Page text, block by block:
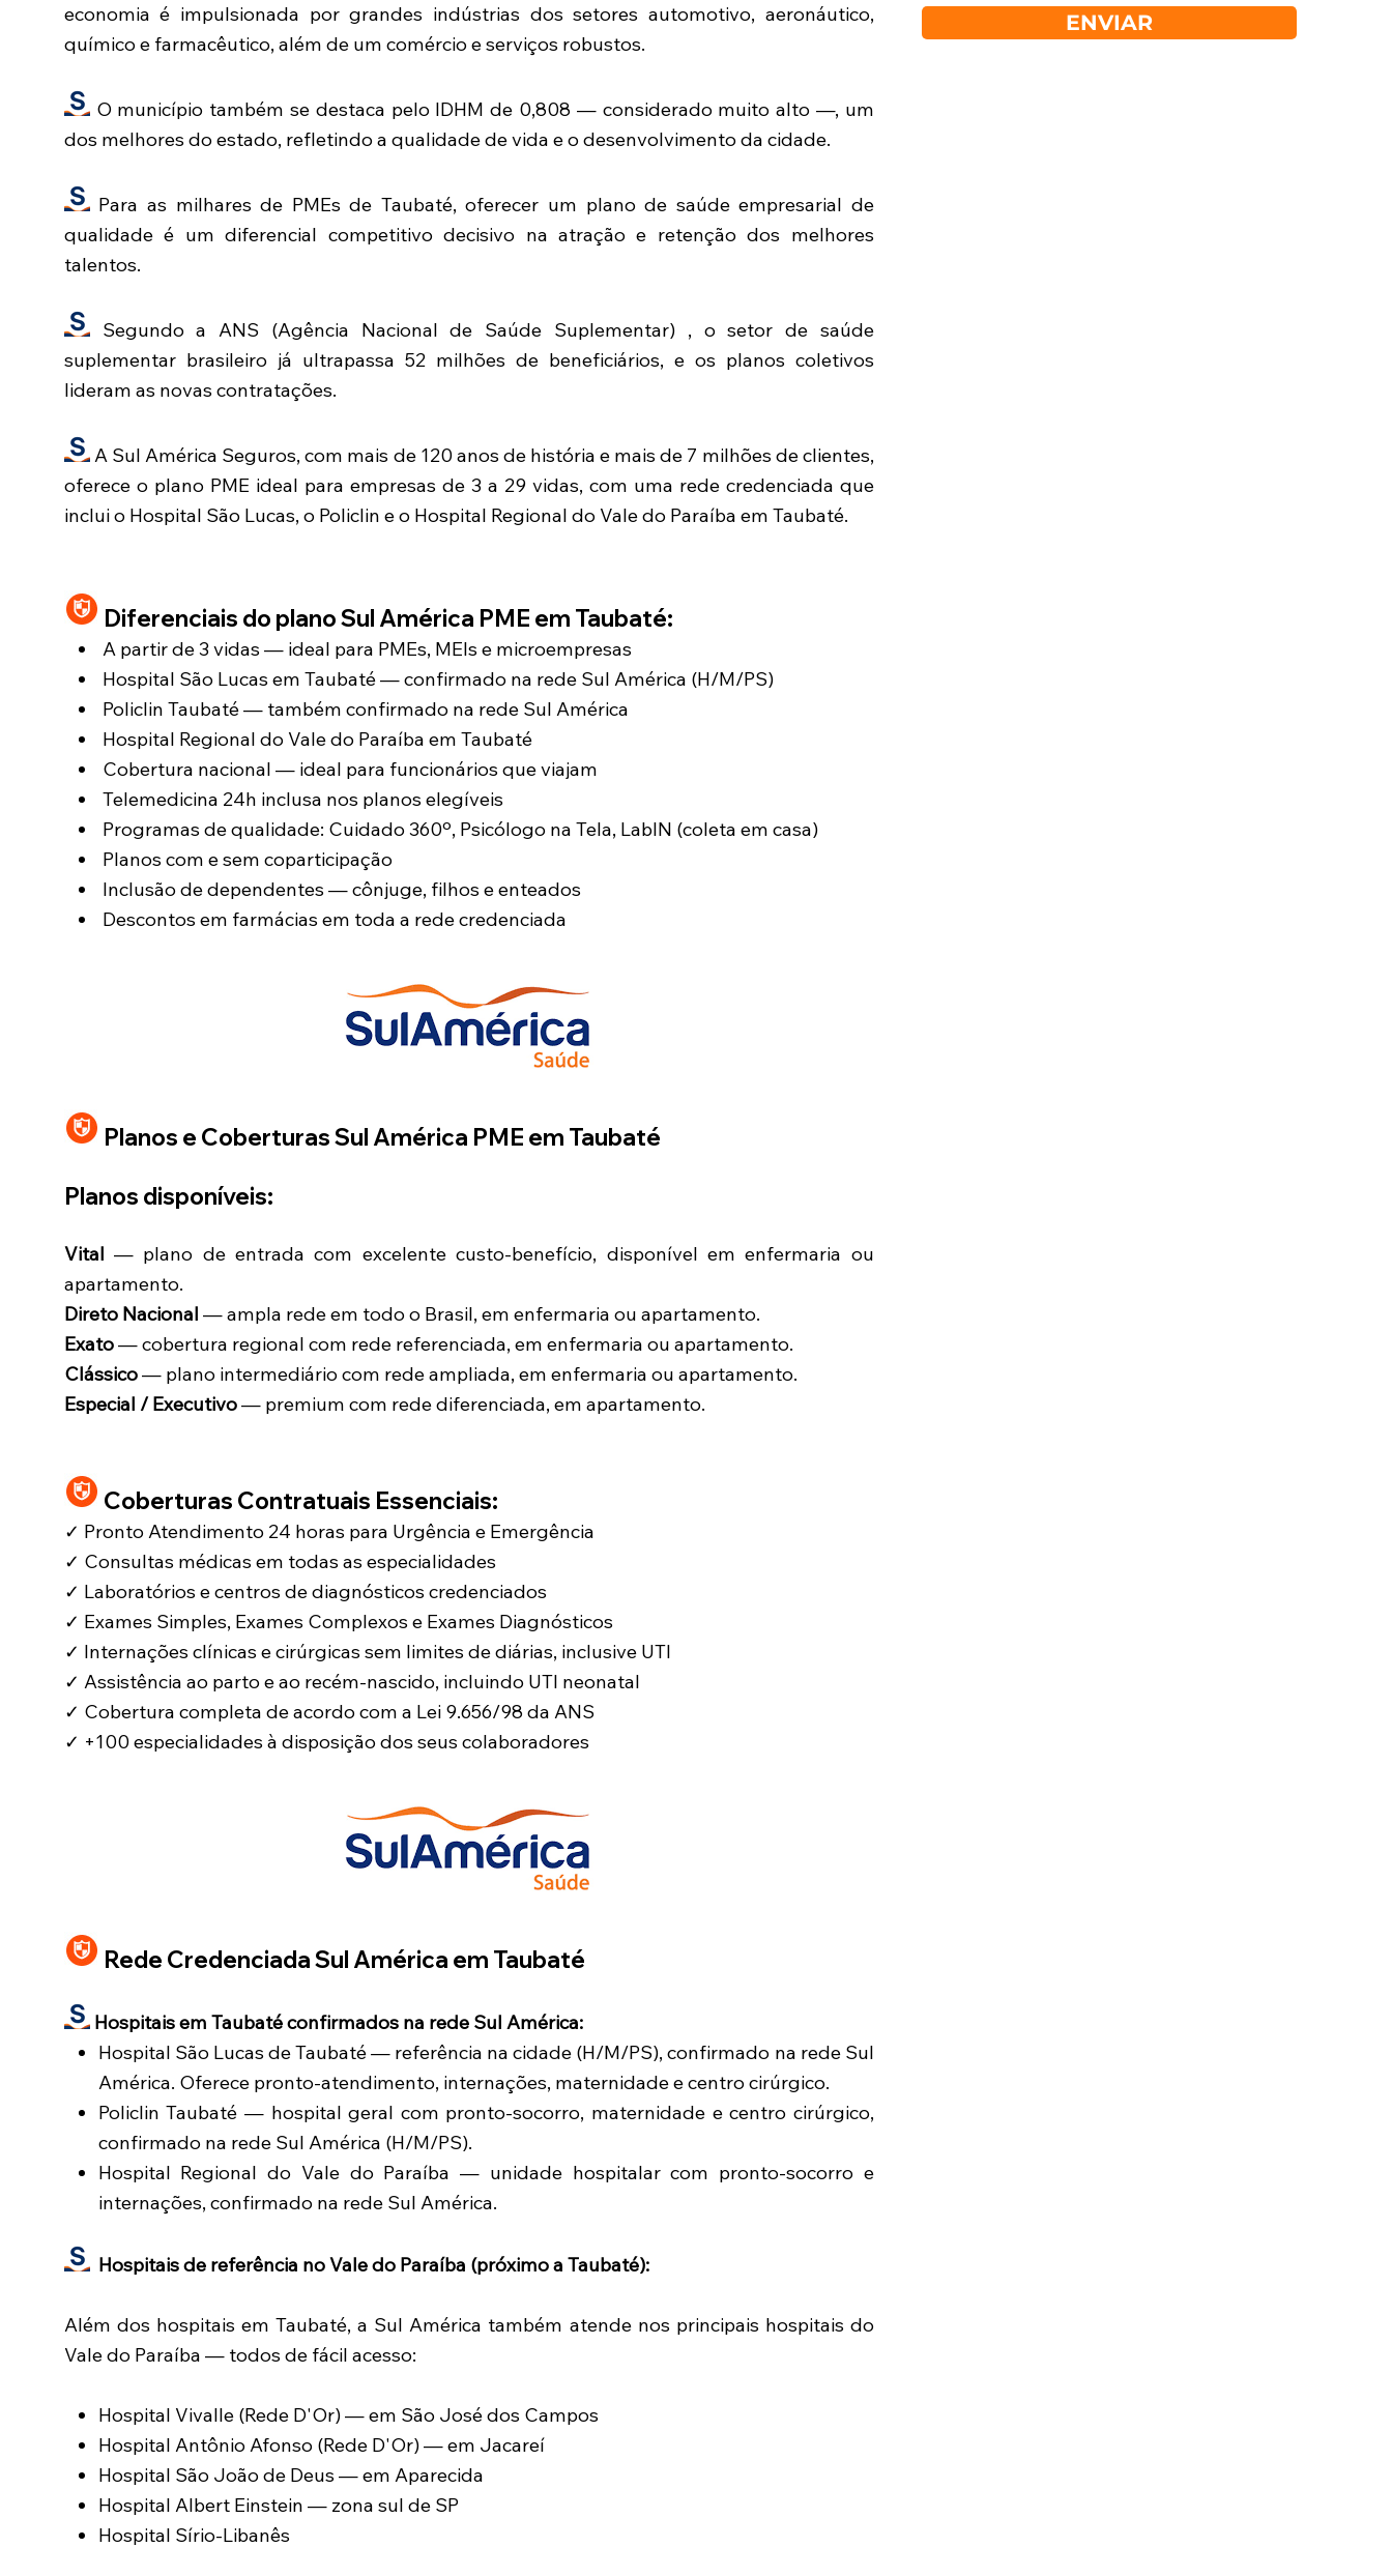
economia é impulsionada por grandes indústrias dos setores automotivo, aeronáutico,
químico e farmacêutico, além de um comércio e serviços robustos.
O município também se destaca pelo IDHM de 0,808 — considerado muito alto —, um
dos melhores do estado, refletindo a qualidade de vida e o desenvolvimento da cidade.
Para as milhares de PMEs de Taubaté, oferecer um plano de saúde empresarial de
qualidade é um diferencial competitivo decisivo na atração e retenção dos melhores
talentos.
Segundo a ANS (Agência Nacional de Saúde Suplementar) , o setor de saúde
suplementar brasileiro já ultrapassa 52 milhões de beneficiários, e os planos coletivos
lideram as novas contratações.
A Sul América Seguros, com mais de 120 anos de história e mais de 7 milhões de clientes,
oferece o plano PME ideal para empresas de 3 a 29 vidas, com uma rede credenciada que
inclui o Hospital São Lucas, o Policlin e o Hospital Regional do Vale do Paraíba em Taubaté.
Diferenciais do plano Sul América PME em Taubaté:
A partir de 3 vidas — ideal para PMEs, MEIs e microempresas
Hospital São Lucas em Taubaté — confirmado na rede Sul América (H/M/PS)
Policlin Taubaté — também confirmado na rede Sul América
Hospital Regional do Vale do Paraíba em Taubaté
Cobertura nacional — ideal para funcionários que viajam
Telemedicina 24h inclusa nos planos elegíveis
Programas de qualidade: Cuidado 360º, Psicólogo na Tela, LabIN (coleta em casa)
Planos com e sem coparticipação
Inclusão de dependentes — cônjuge, filhos e enteados
Descontos em farmácias em toda a rede credenciada
Planos e Coberturas Sul América PME em Taubaté
Planos disponíveis:
Vital — plano de entrada com excelente custo-benefício, disponível em enfermaria ou
apartamento.
Direto Nacional — ampla rede em todo o Brasil, em enfermaria ou apartamento.
Exato— cobertura regional com rede referenciada, em enfermaria ou apartamento.
Clássico— plano intermediário com rede ampliada, em enfermaria ou apartamento.
Especial / Executivo— premium com rede diferenciada, em apartamento.
Coberturas Contratuais Essenciais:
✓ Pronto Atendimento 24 horas para Urgência e Emergência
✓ Consultas médicas em todas as especialidades
✓ Laboratórios e centros de diagnósticos credenciados
✓ Exames Simples, Exames Complexos e Exames Diagnósticos
✓ Internações clínicas e cirúrgicas sem limites de diárias, inclusive UTI
✓ Assistência ao parto e ao recém-nascido, incluindo UTI neonatal
✓ Cobertura completa de acordo com a Lei 9.656/98 da ANS
✓ +100 especialidades à disposição dos seus colaboradores
Rede Credenciada Sul América em Taubaté
Hospitais em Taubaté confirmados na rede Sul América:
Hospital São Lucas de Taubaté — referência na cidade (H/M/PS), confirmado na rede Sul
América. Oferece pronto-atendimento, internações, maternidade e centro cirúrgico.
Policlin Taubaté — hospital geral com pronto-socorro, maternidade e centro cirúrgico,
confirmado na rede Sul América (H/M/PS).
Hospital Regional do Vale do Paraíba — unidade hospitalar com pronto-socorro e
internações, confirmado na rede Sul América.
Hospitais de referência no Vale do Paraíba (próximo a Taubaté):
Além dos hospitais em Taubaté, a Sul América também atende nos principais hospitais do
Vale do Paraíba — todos de fácil acesso:
Hospital Vivalle (Rede D'Or) — em São José dos Campos
Hospital Antônio Afonso (Rede D'Or) — em Jacareí
Hospital São João de Deus — em Aparecida
Hospital Albert Einstein — zona sul de SP
Hospital Sírio-Libanês
ENVIAR